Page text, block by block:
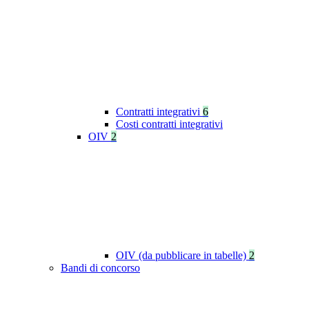
Contratti integrativi 6
Costi contratti integrativi
OIV 2
OIV (da pubblicare in tabelle) 2
Bandi di concorso